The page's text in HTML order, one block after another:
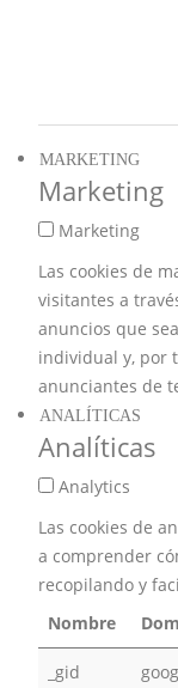
MARKETING
Marketing
Marketing
Las cookies de
visitantes a
anuncios que
individual y, por
anunciantes de
ANALÍTICAS
Analíticas
Analytics
Las cookies de
a comprender
recopilando y
Nombre
_gid